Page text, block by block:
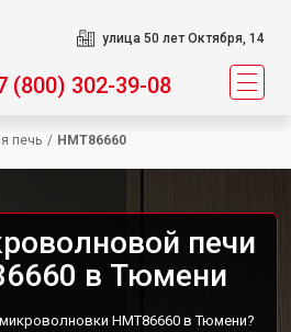
улица 50 лет Октября, 14
(800) 302-39-08
печь / HMT86660
печи
в Тюмени
HMT86660 в Тюмени?